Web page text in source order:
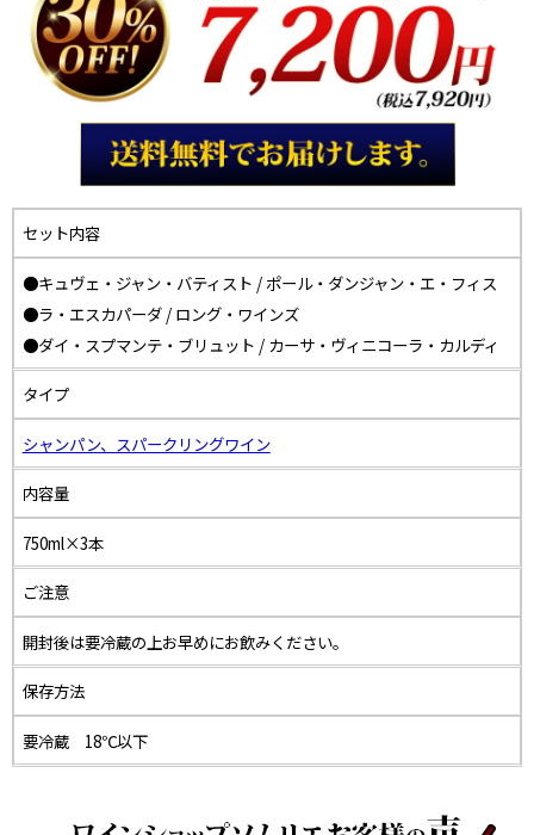
セット内容
●キュヴェ・ジャン・バティスト / ポール・ダンジャン・エ・フィス
●ラ・エスカパーダ / ロング・ワインズ
●ダイ・スプマンテ・ブリュット / カーサ・ヴィニコーラ・カルディ
タイプ
シャンパン、スパークリングワイン
内容量
750ml×3本
ご注意
開封後は要冷蔵の上お早めにお飲みください。
保存方法
要冷蔵 18℃以下